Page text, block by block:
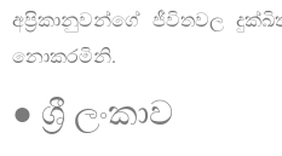
අප්‍රිකානුවන්ගේ ජීවිතවල
නොකරමිනි.
● ශ්‍රී ලංකාව